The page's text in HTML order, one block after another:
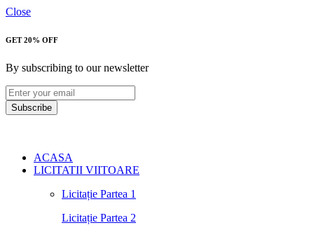
Close
GET 20% OFF
By subscribing to our newsletter
Subscribe
ACASA
LICITATII VIITOARE
Licitație Partea 1
Licitație Partea 2